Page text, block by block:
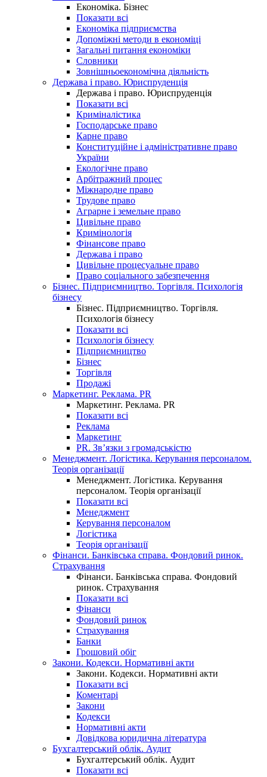
Економіка. Бізнес
Показати всі
Економіка підприємства
Допоміжні методи в економіці
Загальні питання економіки
Словники
Зовнішньоекономічна діяльність
Держава і право. Юриспруденція
Держава і право. Юриспруденція
Показати всі
Криміналістика
Господарське право
Карне право
Конституційне і адміністративне право
України
Екологічне право
Арбітражний процес
Міжнародне право
Трудове право
Аграрне і земельне право
Цивільне право
Кримінологія
Фінансове право
Держава і право
Цивільне процесуальне право
Право соціального забезпечення
Бізнес. Підприємництво. Торгівля. Психологія
бізнесу
Бізнес. Підприємництво. Торгівля.
Психологія бізнесу
Показати всі
Психологія бізнесу
Підприємництво
Бізнес
Торгівля
Продажі
Маркетинг. Реклама. PR
Маркетинг. Реклама. PR
Показати всі
Реклама
Маркетинг
PR. Зв’язки з громадськістю
Менеджмент. Логістика. Керування персоналом.
Теорія організації
Менеджмент. Логістика. Керування
персоналом. Теорія організації
Показати всі
Менеджмент
Керування персоналом
Логістика
Теорія організації
Фінанси. Банківська справа. Фондовий ринок.
Страхування
Фінанси. Банківська справа. Фондовий
ринок. Страхування
Показати всі
Фінанси
Фондовий ринок
Страхування
Банки
Грошовий обіг
Закони. Кодекси. Нормативні акти
Закони. Кодекси. Нормативні акти
Показати всі
Коментарі
Закони
Кодекси
Нормативні акти
Довідкова юридична література
Бухгалтерський облік. Аудит
Бухгалтерський облік. Аудит
Показати всі